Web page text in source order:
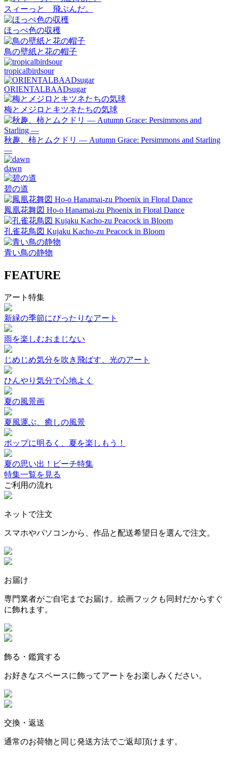
スィーっと 飛ぶんだ。
ほっぺ色の収穫
鳥の壁紙と花の帽子
tropicalbirdsour
ORIENTALBAADsugar
梅とメジロとキツネたちの気球
秋趣、柿とムクドリ ― Autumn Grace: Persimmons and Starling
―
dawn
碧の道
鳳凰花舞図 Ho-o Hanamai-zu Phoenix in Floral Dance
孔雀花鳥図 Kujaku Kacho-zu Peacock in Bloom
青い鳥の静物
FEATURE
アート特集
新緑の季節にぴったりなアート
雨を楽しむおまじない
じめじめ気分を吹き飛ばす、光のアート
ひんやり気分で心地よく
夏の風景画
夏風運ぶ、癒しの風景
ポップに明るく、夏を楽しもう！
夏の思い出！ビーチ特集
特集一覧を見る
ご利用の流れ
ネットで注文
スマホやパソコンから、作品と配送希望日を選んで注文。
お届け
専門業者がご自宅までお届け。絵画フックも同封だからすぐ
に飾れます。
飾る・鑑賞する
お好きなスペースに飾ってアートをお楽しみください。
交換・返送
通常のお荷物と同じ発送方法でご返却頂けます。